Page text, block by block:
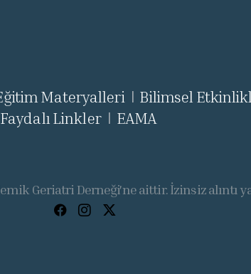
Materyalleri | Bilimsel
Faydalı Linkler | EAMA
Geriatri Derneği'ne aittir. İzinsiz alıntı